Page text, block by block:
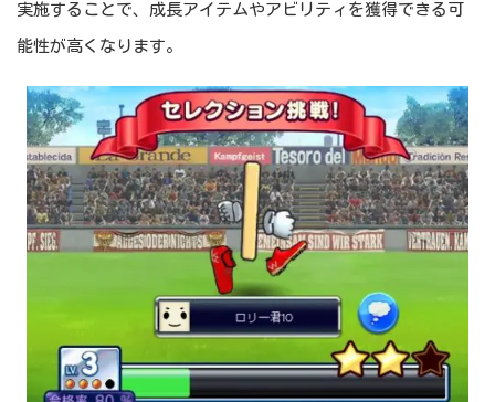
実施することで、成長アイテムやアビリティを獲得できる可
能性が高くなります。